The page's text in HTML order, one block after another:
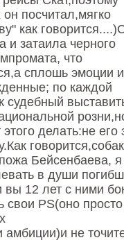
посчитал,мягко
как
и затаила черного
что
сплошь эмоции и
по каждой
судебный
делать:не его
Бейсенбаева, я
в души
вы 12 лет с ними
свои PS(оно просто
амбиции)и не